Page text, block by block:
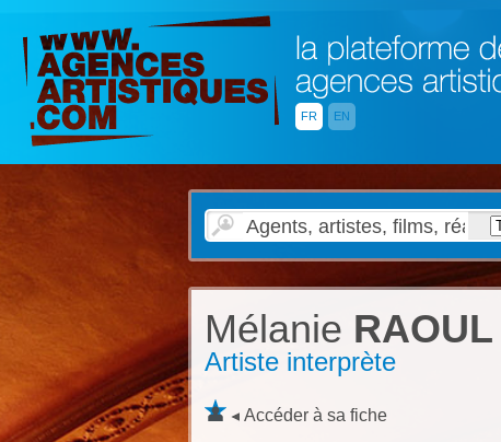
FR EN
Mélanie RAOUL
Artiste interprète
Accéder à sa fiche